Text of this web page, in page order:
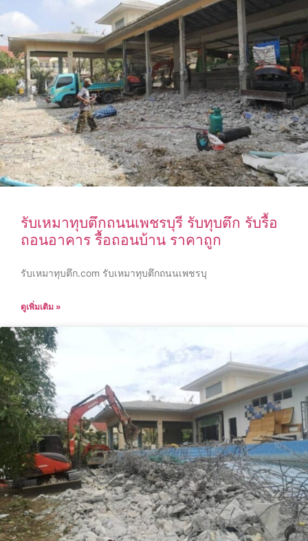
รับเหมาทุบตึกถนนเพชรบุรี รับทุบตึก รับรื้อ
ถอนอาคาร รื้อถอนบ้าน ราคาถูก
รับเหมาทุบตึก.com รับเหมาทุบตึกถนนเพชรบุ
ดูเพิ่มเติม »